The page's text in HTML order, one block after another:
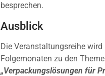
besprechen.
Ausblick
Die Veranstaltungsreihe
Folgemonaten zu den
„Verpackungslösungen für